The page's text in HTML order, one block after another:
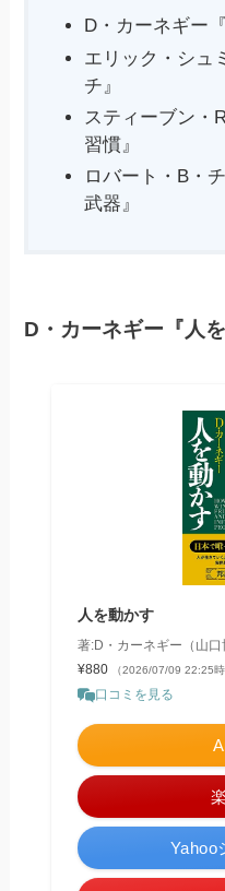
D・カーネギー
エリック・シュ
チ』
スティーブン・
習慣』
ロバート・B・
武器』
D・カーネギー『人
人を動かす
著:D・カーネギー（山口
¥880
（2026/07/09 22:25
口コミを見る
Yahoo